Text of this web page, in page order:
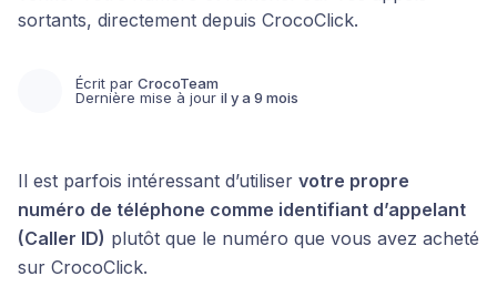
sortants, directement depuis CrocoClick.
Écrit par CrocoTeam
Dernière mise à jour il y a 9 mois
Il est parfois intéressant d’utiliser votre propre
numéro de téléphone comme identifiant d’appelant
(Caller ID) plutôt que le numéro que vous avez acheté
sur CrocoClick.